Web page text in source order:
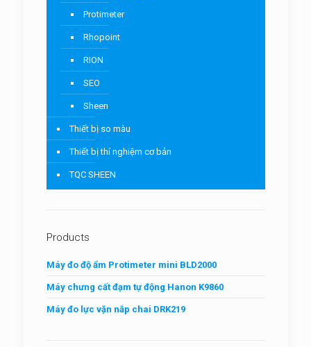
Protimeter
Rhopoint
RION
SEO
Sheen
Thiết bị so màu
Thiết bị thí nghiệm cơ bản
TQC SHEEN
Products
Máy đo độ ẩm Protimeter mini BLD2000
Máy chưng cất đạm tự động Hanon K9860
Máy đo lực vặn nắp chai DRK219